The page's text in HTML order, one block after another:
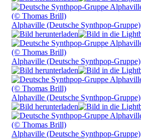
Alphaville (Deutsche Synthpop-Gruppe)
Alphaville (Deutsche Synthpop-Gruppe)
Alphaville (Deutsche Synthpop-Gruppe)
Alphaville (Deutsche Synthpop-Gruppe)